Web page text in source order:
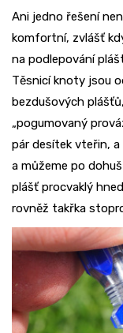
Ani jedno řešení
komfortní, zvlášť
na podlepování
Těsnicí knoty jsou
bezdušových
„pogumovaný
pár desítek vteřin, a
a můžeme po
plášť procvaklý
rovněž takřka